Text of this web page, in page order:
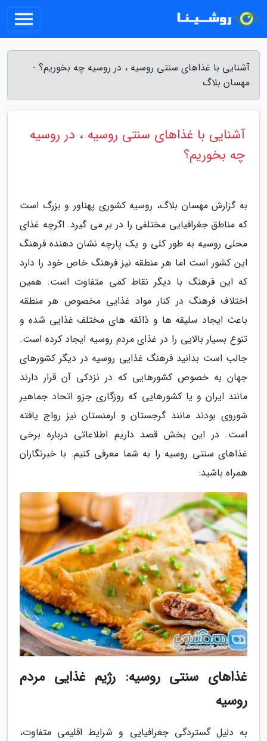
آشنایی با غذاهای سنتی روسیه ، در روسیه چه بخوریم؟ -
مهسان بلاگ
آشنایی با غذاهای سنتی روسیه ، در روسیه
چه بخوریم؟
به گزارش مهسان بلاگ، روسیه کشوری پهناور و بزرگ است
که مناطق جغرافیایی مختلفی را در بر می گیرد. اگرچه غذای
محلی روسیه به طور کلی و یک پارچه نشان دهنده فرهنگ
این کشور است اما هر منطقه نیز فرهنگ خاص خود را دارد
که این فرهنگ با دیگر نقاط کمی متفاوت است. همین
اختلاف فرهنگ در کنار مواد غذایی مخصوص هر منطقه
باعث ایجاد سلیقه ها و ذائقه های مختلف غذایی شده و
تنوع بسیار بالایی را در غذای مردم روسیه ایجاد کرده است.
جالب است بدانید فرهنگ غذایی روسیه در دیگر کشورهای
جهان به خصوص کشورهایی که در نزدکی آن قرار دارند
مانند ایران و یا کشورهایی که روزگاری جزو اتحاد جماهیر
شوروی بودند مانند گرجستان و ارمنستان نیز رواج یافته
است. در این بخش قصد داریم اطلاعاتی درباره برخی
غذاهای سنتی روسیه را به شما معرفی کنیم. با خبرنگاران
همراه باشید:
غذاهای سنتی روسیه: رژیم غذایی مردم
روسیه
به دلیل گستردگی جغرافیایی و شرایط اقلیمی متفاوت،